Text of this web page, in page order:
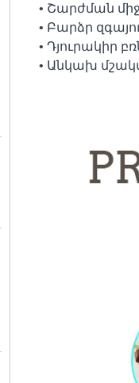
• Շարժման
• Բարձր
• Դյուրակիր
• Անկախ